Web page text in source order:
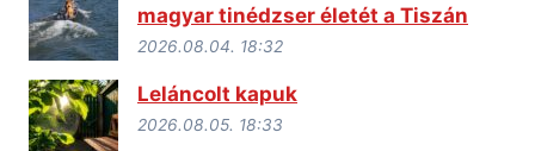
magyar tinédzser életét a Tiszán
2026.08.04. 18:32
Leláncolt kapuk
2026.08.05. 18:33